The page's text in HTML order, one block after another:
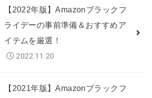
【2022年版】Amazonブラックフ
ライデーの事前準備＆おすすめア
イテムを厳選！
2022.11.20
【2021年版】Amazonブラックフ